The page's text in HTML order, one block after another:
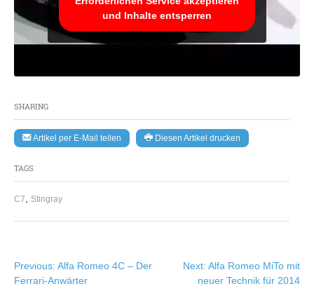
SHARING
Artikel per E-Mail teilen Diesen Artikel drucken
TAGS
C7, Stingray
und Inhalte entsperren
Beitragsnavigation
Previous: Alfa Romeo 4C – Der
Ferrari-Anwärter
Next: Alfa Romeo MiTo mit
neuer Technik für 2014